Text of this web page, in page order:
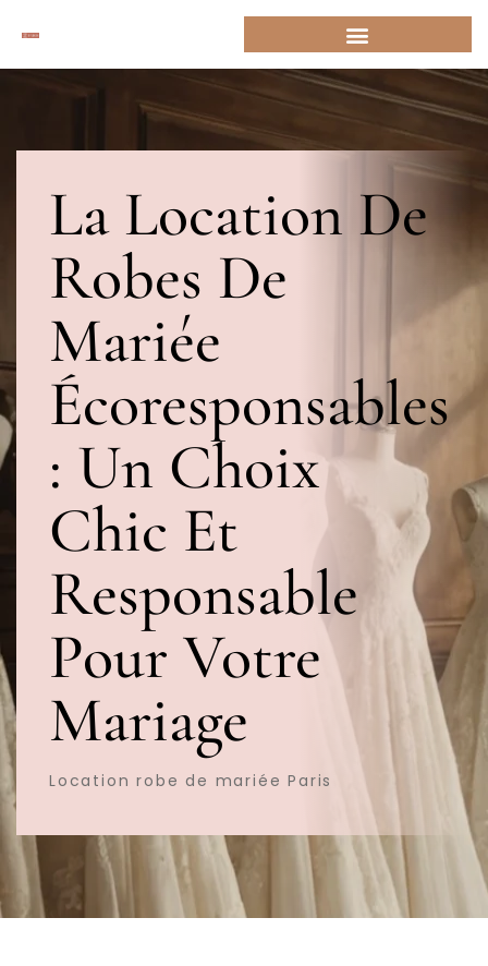
La Location De
Robes De
Mariée
Écoresponsables
: Un Choix
Chic Et
Responsable
Pour Votre
Mariage
Location robe de mariée Paris